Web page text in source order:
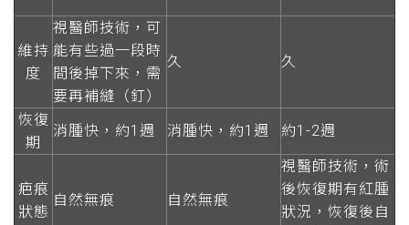
維持
度
視醫師技術，可
能有些過一段時
間後掉下來，需
要再補縫（釘）
久 久
恢復
期
消腫快，約1週 消腫快，約1週 約1-2週
疤痕
狀態
自然無痕 自然無痕
視醫師技術，術
後恢復期有紅腫
狀況，恢復後自